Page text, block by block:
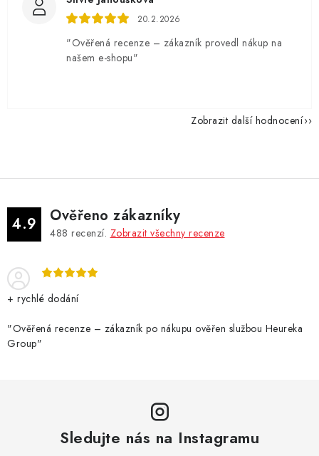
20.2.2026
"Ověřená recenze – zákazník provedl nákup na
našem e-shopu"
Zobrazit další hodnocení
4.9 Ověřeno zákazníky
488 recenzí. Zobrazit všechny recenze
+ rychlé dodání
"Ověřená recenze – zákazník po nákupu ověřen službou Heureka
Group"
Sledujte nás na Instagramu